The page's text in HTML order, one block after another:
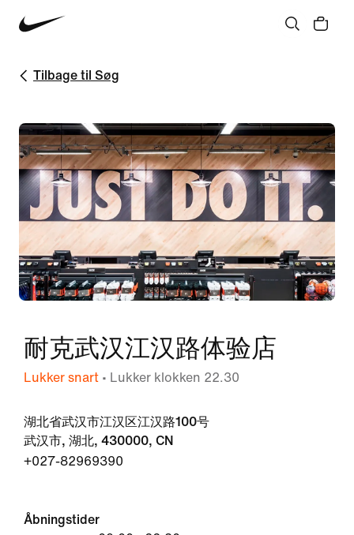
Tilbage til Søg
耐克武汉江汉路体验店
Lukker snart • Lukker klokken 22.30
湖北省武汉市江汉区江汉路100号
武汉市, 湖北, 430000, CN
+027-82969390
Åbningstider